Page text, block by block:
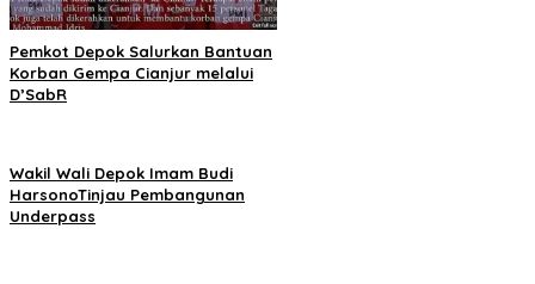
Pemkot Depok Salurkan Bantuan
Korban Gempa Cianjur melalui
D’SabR
Wakil Wali Depok Imam Budi
HarsonoTinjau Pembangunan
Underpass